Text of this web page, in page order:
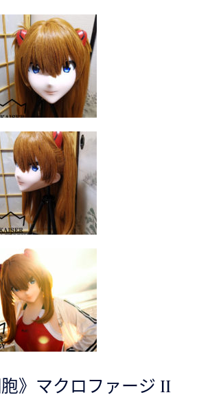
胞》マクロファージ II